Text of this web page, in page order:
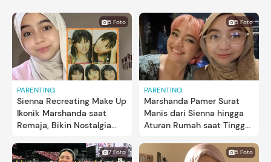
5 Foto
PARENTING
Sienna Recreating Make Up
Ikonik Marshanda saat
Remaja, Bikin Nostalgia
5 Foto
PARENTING
Marshanda Pamer Surat
Manis dari Sienna hingga
Aturan Rumah saat Tinggal
7 Foto 5 Foto